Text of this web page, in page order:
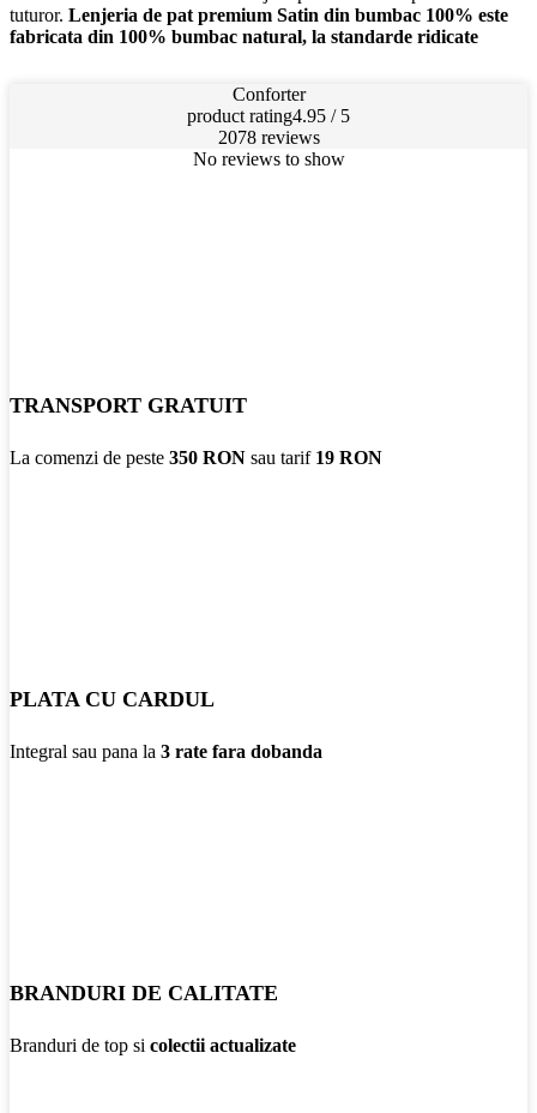
tuturor. Lenjeria de pat premium Satin din bumbac 100% este
fabricata din 100% bumbac natural, la standarde ridicate
Conforter
product rating4.95 / 5
2078 reviews
No reviews to show
TRANSPORT GRATUIT
La comenzi de peste 350 RON sau tarif 19 RON
PLATA CU CARDUL
Integral sau pana la 3 rate fara dobanda
BRANDURI DE CALITATE
Branduri de top si colectii actualizate